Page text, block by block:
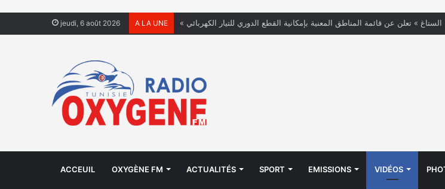
jeudi, 6 août 2026 A LA UNE « الستاغ » تعلن عن قائمة المناطق المعنية بإمكانية القطع الدوري للتيار الكهربائي
ACCEUIL OXYGÈNE FM ACTUALITÉS SPORT EMISSIONS VIDÉOS